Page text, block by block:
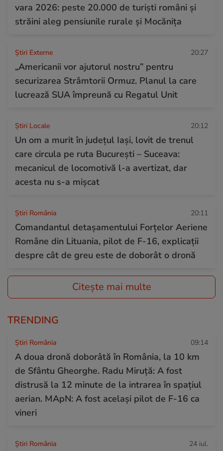
vara 2026: peste 20.000 de turiști români și
străini aleg pensiunile rurale și Mocănița
Știri Externe 20:27
„Americanii vor ajutorul nostru” pentru
securizarea Strâmtorii Ormuz. Planul la care
lucrează SUA împreună cu Regatul Unit
Știri Locale 20:12
Un om a murit în județul Iași, lovit de trenul
care circula pe ruta București – Suceava:
mecanicul de locomotivă l-a avertizat, dar
acesta nu s-a mișcat
Știri România 20:11
Comandantul detașamentului Forțelor Aeriene
Române din Lituania, pilot de F-16, explicații
despre cât de greu este de doborât o dronă
Citește mai multe
TRENDING
Știri România 09:14
A doua dronă doborâtă în România, la 10 km
de Sfântu Gheorghe. Radu Miruță: A fost
distrusă la 12 minute de la intrarea în spațiul
aerian. MApN: A fost același pilot de F-16 ca
vineri
Știri România 24 iul.